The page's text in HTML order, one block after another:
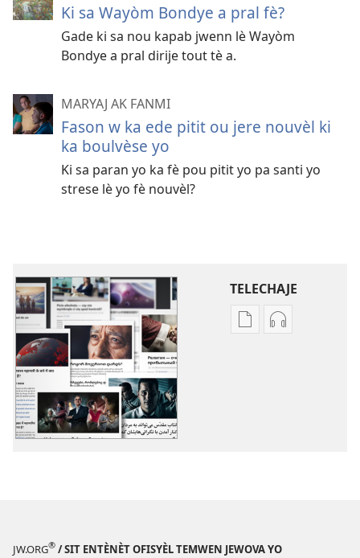
Ki sa Wayòm Bondye a pral fè?
Gade ki sa nou kapab jwenn lè Wayòm
Bondye a pral dirije tout tè a.
MARYAJ AK FANMI
Fason w ka ede pitit ou jere nouvèl ki
ka boulvèse yo
Ki sa paran yo ka fè pou pitit yo pa santi yo
strese lè yo fè nouvèl?
TELECHAJE
OpsyonOpsyon
JW.ORG® / SIT ENTÈNÈT OFISYÈL TEMWEN JEWOVA YO